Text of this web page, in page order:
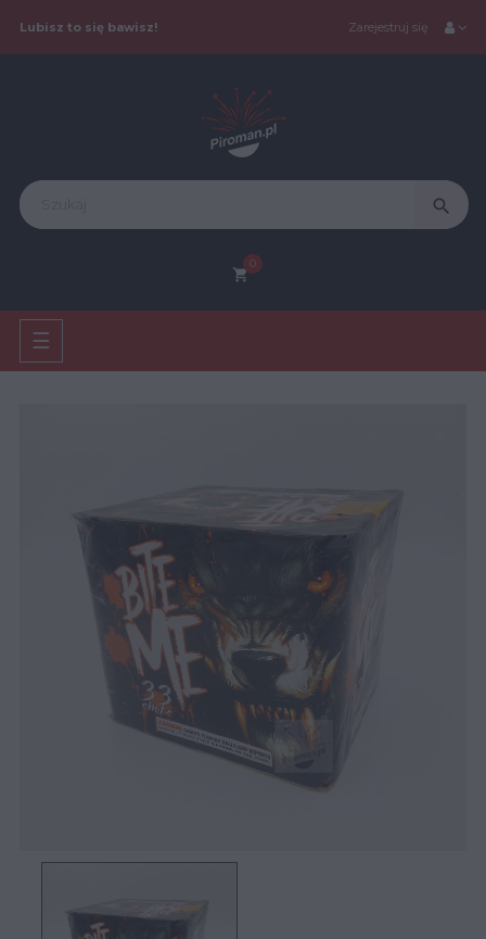
Lubisz to się bawisz! Zarejestruj się
search
shopping_cart
Toggle
navigation
☰